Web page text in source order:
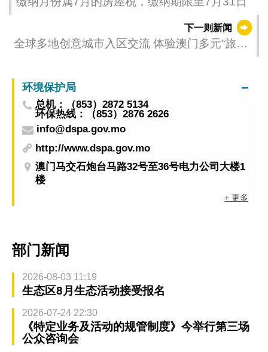
下一则新闻
全球多地创意城市入区交流 体验澳门多元“旅游
环境保护局
总机：（853）2872 5134
环保热线：（853）2876 2626
info@dspa.gov.mo
http://www.dspa.gov.mo
澳门马交石炮台马路32号至36号电力公司大楼1
楼
+ 更多
部门新闻
2026-08-03 11:19
生态区8月生态活动接受报名
2026-07-24 22:30
《特定业务及活动的规管制度》今举行第三场
公众咨询会